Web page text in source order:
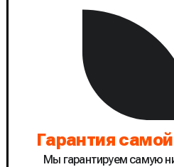
Гарантия
Мы гарантируем самую